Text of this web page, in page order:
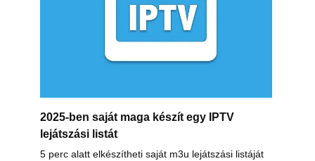
2025-ben saját maga készít egy IPTV
lejátszási listát
5 perc alatt elkészítheti saját m3u lejátszási listáját